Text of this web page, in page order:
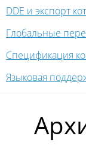
DDE и экспорт
Глобальные
Спецификация
Языковая